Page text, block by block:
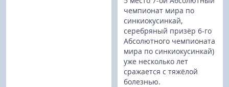
чемпионат мира по
синкиокусинкай,
серебряный призёр 6-го
Абсолютного чемпионата
мира по синкиокусинкай)
уже несколько лет
сражается с тяжёлой
болезнью.